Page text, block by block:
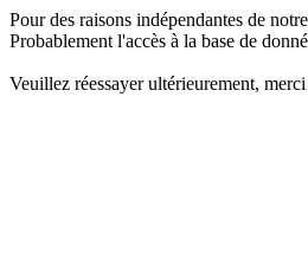
Pour des raisons indépendantes de
Probablement l'accès à la base de
Veuillez réessayer ultérieurement,